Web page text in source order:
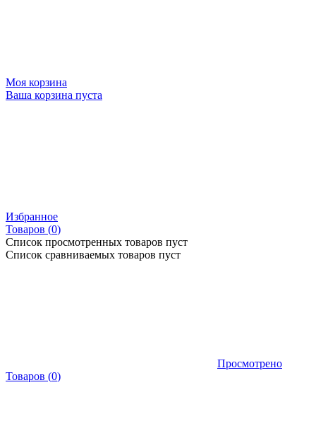
Моя корзина
Ваша корзина пуста
Избранное
Товаров (0)
Список просмотренных товаров пуст
Список сравниваемых товаров пуст
Просмотрено
Товаров (0)